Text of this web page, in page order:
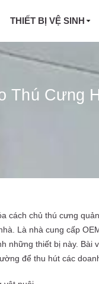
THIẾT BỊ VỆ SINH
Thú Cưng
cách chủ thú cưng
Là nhà cung cấp
những thiết bị này. Bài
để thu hút các